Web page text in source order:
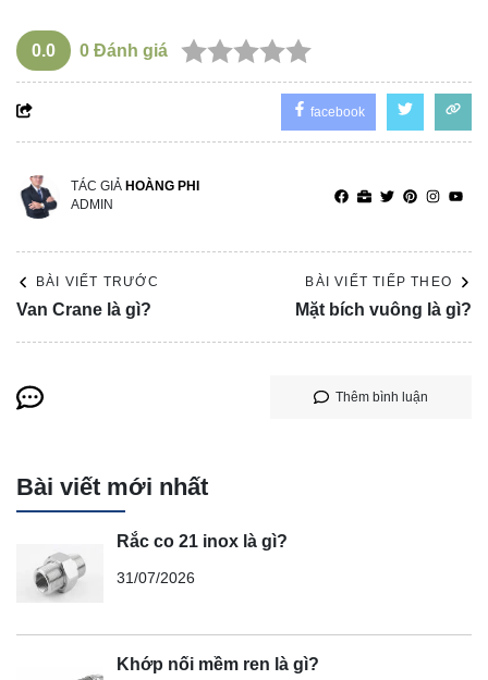
0.0 0 Đánh giá
facebook
TÁC GIẢ HOÀNG PHI
ADMIN
BÀI VIẾT TRƯỚC
Van Crane là gì?
BÀI VIẾT TIẾP THEO
Mặt bích vuông là gì?
Thêm bình luận
Bài viết mới nhất
Rắc co 21 inox là gì?
31/07/2026
Khớp nối mềm ren là gì?